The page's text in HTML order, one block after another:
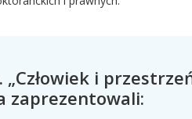
i
zaprezentowali: